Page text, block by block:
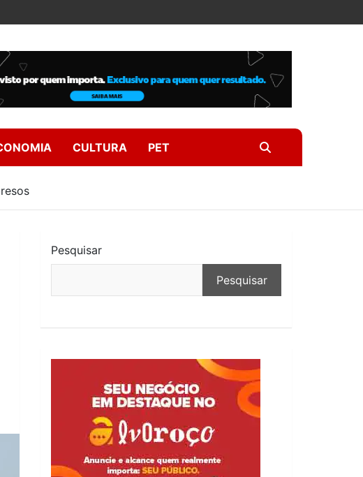
CULTURA PET
Pesquisar
Pesquisar